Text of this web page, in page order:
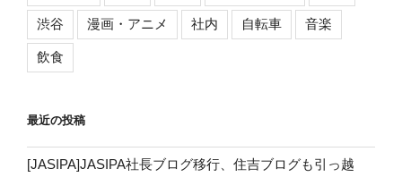
渋谷 漫画・アニメ 社内 自転車 音楽
飲食
最近の投稿
[JASIPA]JASIPA社長ブログ移行、住吉ブログも引っ越